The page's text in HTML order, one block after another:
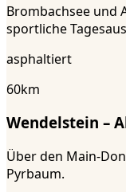
Brombachsee und
sportliche
asphaltiert
60km
Wendelstein –
Über den Main-
Pyrbaum.